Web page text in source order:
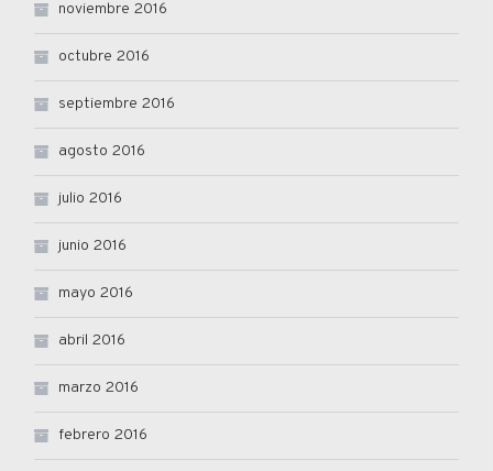
noviembre 2016
octubre 2016
septiembre 2016
agosto 2016
julio 2016
junio 2016
mayo 2016
abril 2016
marzo 2016
febrero 2016